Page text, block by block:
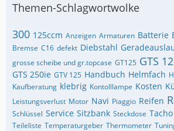
Themen-Schlagwortwolke
300 125ccm Anzeigen Armaturen Batterie
Bremse C16 defekt Diebstahl
grosse scheibe und gr.topcase GT125 GTS
GTS 250ie GTV 125 Handbuch Helmfach
Kaufberatung klebrig Kontolllampe Kosten
Leistungsverlust Motor Navi Piaggio Reifen
Schlüssel Service Sitzbank Steckdose Tacho
Teileliste Temperaturgeber Thermometer